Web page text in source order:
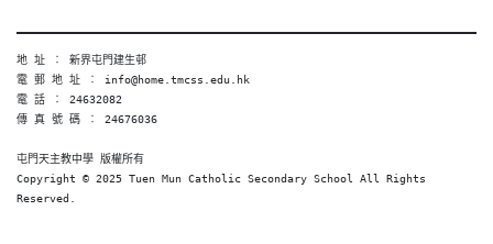
地 址 ︰ 新界屯門建生邨
電 郵 地 址 ︰ info@home.tmcss.edu.hk
電 話 ︰ 24632082
傳 真 號 碼 ︰ 24676036
屯門天主教中學 版權所有
Copyright © 2025 Tuen Mun Catholic Secondary School All Rights
Reserved.